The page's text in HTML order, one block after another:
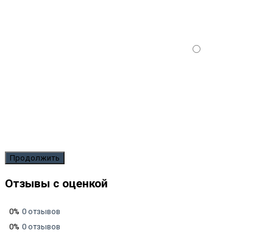
Продолжить
Отзывы с оценкой
0% 0 отзывов
0% 0 отзывов